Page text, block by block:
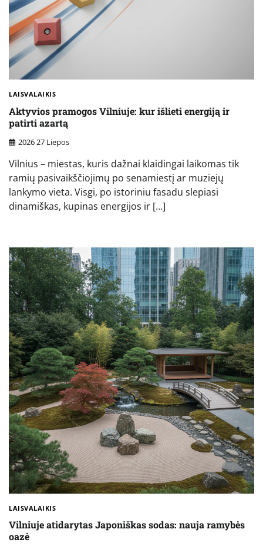
LAISVALAIKIS
Aktyvios pramogos Vilniuje: kur išlieti energiją ir
patirti azartą
2026 27 Liepos
Vilnius – miestas, kuris dažnai klaidingai laikomas tik
ramių pasivaikščiojimų po senamiestį ar muziejų
lankymo vieta. Visgi, po istoriniu fasadu slepiasi
dinamiškas, kupinas energijos ir […]
LAISVALAIKIS
Vilniuje atidarytas Japoniškas sodas: nauja ramybės
oazė